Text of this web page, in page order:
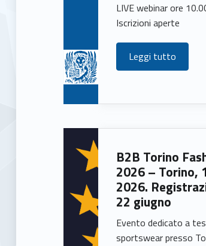
LIVE webinar ore
Iscrizioni aperte
Leggi tutto
B2B Torino
2026 – Torino,
2026.
22 giugno
Evento dedicato a
sportswear presso